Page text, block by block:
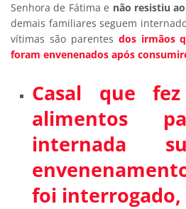
Senhora de Fátima e não resistiu
demais familiares seguem
vítimas são parentes dos irmãos
foram envenenados após
Casal que
alimentos
internada
foi interrogado,